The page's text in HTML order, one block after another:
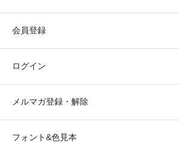
会員登録
ログイン
メルマガ登録・解除
フォント&色見本